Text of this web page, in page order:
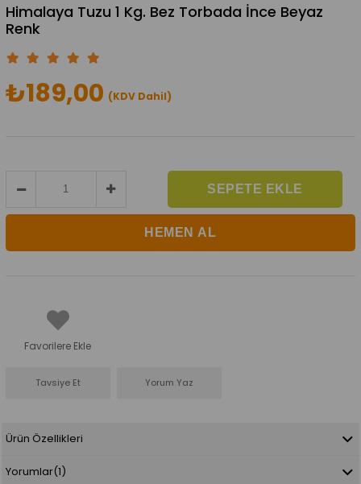
Himalaya Tuzu 1 Kg. Bez Torbada İnce Beyaz
Renk
₺189,00 (KDV Dahil)
Favorilere Ekle
Tavsiye Et Yorum Yaz
Ürün Özellikleri
Yorumlar(1)